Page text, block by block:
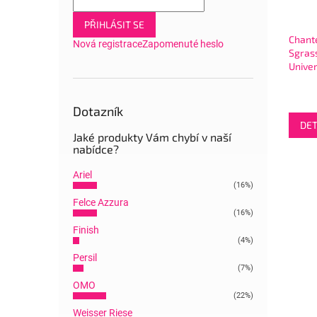
PŘIHLÁSIT SE
Nová registraceZapomenuté heslo
Dotazník
Jaké produkty Vám chybí v naší
nabídce?
Ariel
(16%)
Felce Azzura
(16%)
Finish
(4%)
Persil
(7%)
OMO
(22%)
Weisser Riese